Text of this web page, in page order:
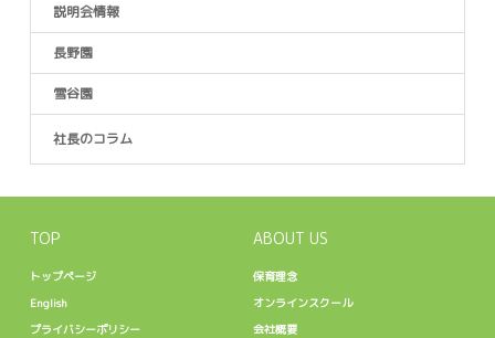
説明会情報
長野園
雪谷園
社長のコラム
TOP
トップページ
English
プライバシーポリシー
ABOUT US
保育理念
オンラインスクール
会社概要